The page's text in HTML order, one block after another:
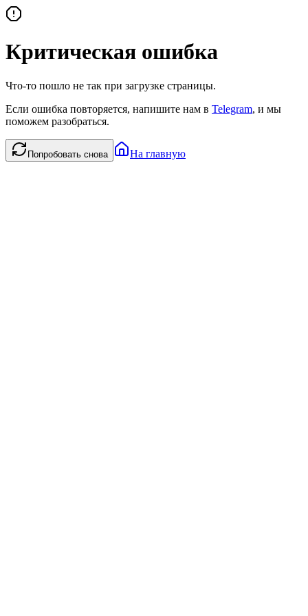
Критическая ошибка
Что-то пошло не так при загрузке страницы.
Если ошибка повторяется, напишите нам в Telegram, и мы
поможем разобраться.
Попробовать снова На главную